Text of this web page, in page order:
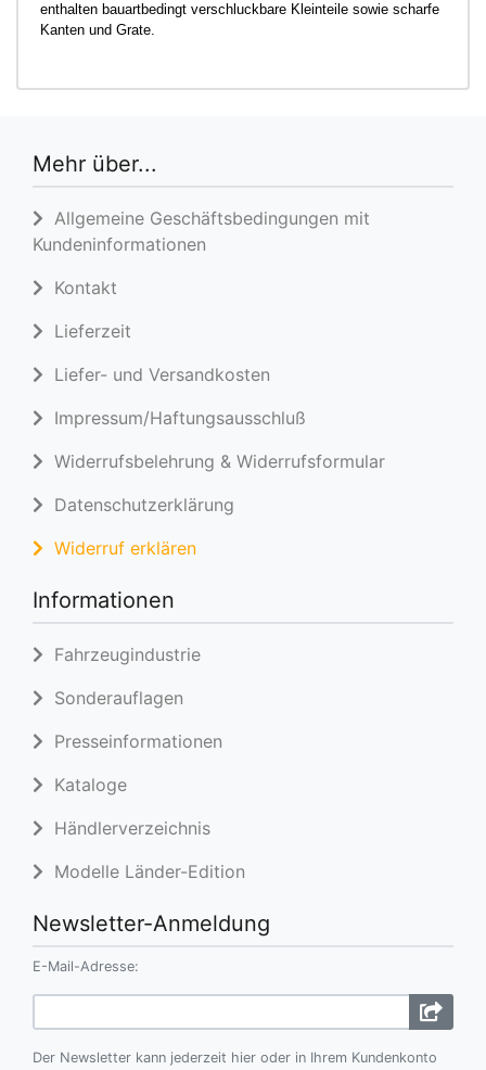
enthalten bauartbedingt verschluckbare Kleinteile sowie scharfe
Kanten und Grate.
Mehr über...
Allgemeine Geschäftsbedingungen mit
Kundeninformationen
Kontakt
Lieferzeit
Liefer- und Versandkosten
Impressum/Haftungsausschluß
Widerrufsbelehrung & Widerrufsformular
Datenschutzerklärung
Widerruf erklären
Informationen
Fahrzeugindustrie
Sonderauflagen
Presseinformationen
Kataloge
Händlerverzeichnis
Modelle Länder-Edition
Newsletter-Anmeldung
E-Mail-Adresse:
Der Newsletter kann jederzeit hier oder in Ihrem Kundenkonto